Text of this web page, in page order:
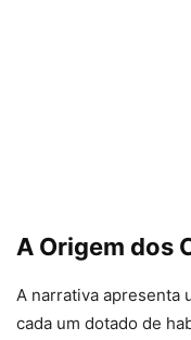
A Origem dos
A narrativa apresenta
cada um dotado de